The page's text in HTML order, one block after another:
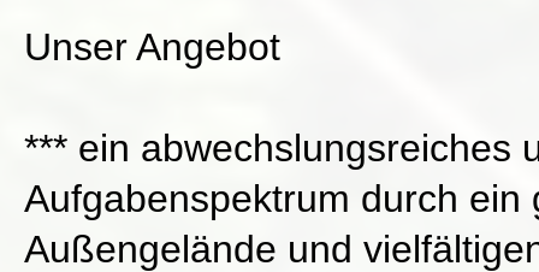
Unser Angebot
*** ein abwechslungsreiches
Aufgabenspektrum durch
Außengelände und